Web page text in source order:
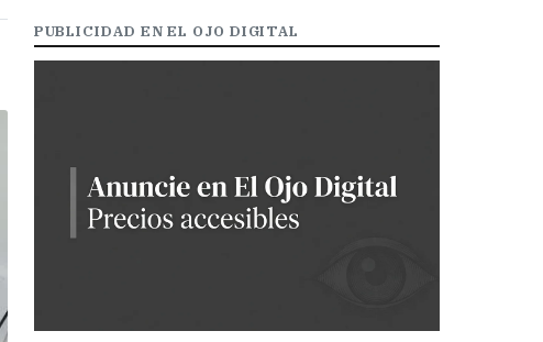
PUBLICIDAD EN EL OJO DIGITAL